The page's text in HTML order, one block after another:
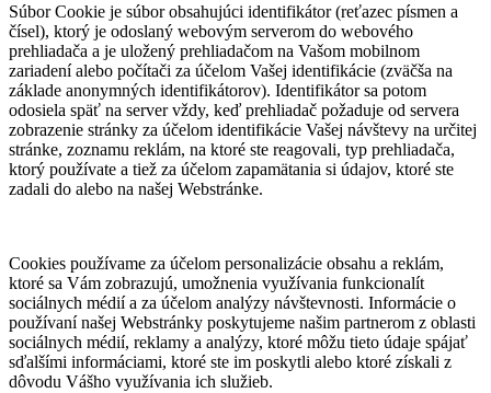
Súbor Cookie je súbor obsahujúci identifikátor (reťazec písmen a
čísel), ktorý je odoslaný webovým serverom do webového
prehliadača a je uložený prehliadačom na Vašom mobilnom
zariadení alebo počítači za účelom Vašej identifikácie (zväčša na
základe anonymných identifikátorov). Identifikátor sa potom
odosiela späť na server vždy, keď prehliadač požaduje od servera
zobrazenie stránky za účelom identifikácie Vašej návštevy na určitej
stránke, zoznamu reklám, na ktoré ste reagovali, typ prehliadača,
ktorý používate a tiež za účelom zapamätania si údajov, ktoré ste
zadali do alebo na našej Webstránke.
Cookies používame za účelom personalizácie obsahu a reklám,
ktoré sa Vám zobrazujú, umožnenia využívania funkcionalít
sociálnych médií a za účelom analýzy návštevnosti. Informácie o
používaní našej Webstránky poskytujeme našim partnerom z oblasti
sociálnych médií, reklamy a analýzy, ktoré môžu tieto údaje spájať
sďalšími informáciami, ktoré ste im poskytli alebo ktoré získali z
dôvodu Vášho využívania ich služieb.